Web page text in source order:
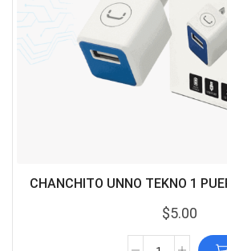
CHANCHITO UNNO TEKNO 1
$5.00